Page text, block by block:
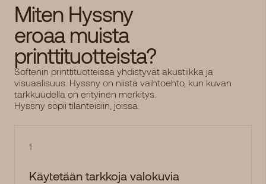
Miten Hyssny
eroaa muista
printtituotteista?
Softenin printtituotteissa yhdistyvät akustiikka ja
visuaalisuus. Hyssny on niistä vaihtoehto, kun kuvan
tarkkuudella on erityinen merkitys.
Hyssny sopii tilanteisiin, joissa:
1
Käytetään tarkkoja valokuvia